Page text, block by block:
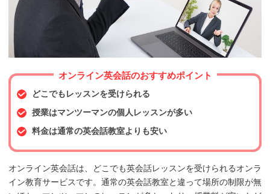
オンライン英会話のおすすめポイント
どこでもレッスンを受けられる
授業はマンツーマンの個人レッスンが多い
料金は通常の英会話教室よりも安い
オンライン英会話は、どこでも英会話レッスンを受けられるオンラ
イン教育サービスです。通常の英会話教室と違って場所の制限が無